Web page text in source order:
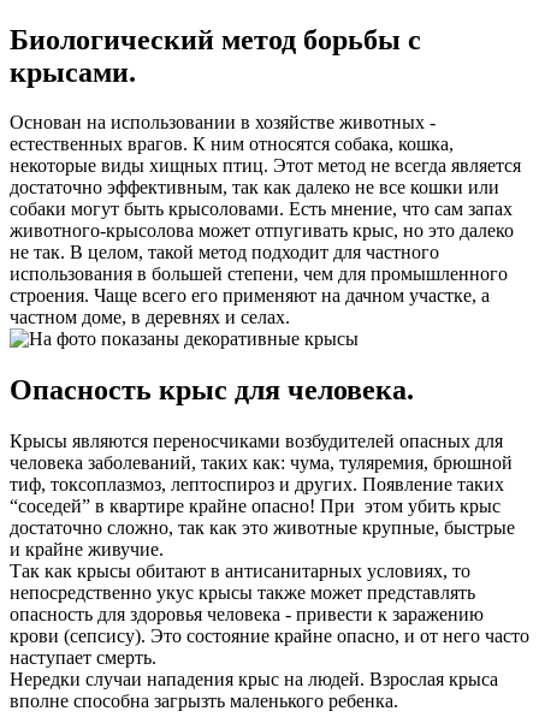
Биологический метод борьбы с
крысами.
Основан на использовании в хозяйстве животных -
естественных врагов. К ним относятся собака, кошка,
некоторые виды хищных птиц. Этот метод не всегда является
достаточно эффективным, так как далеко не все кошки или
собаки могут быть крысоловами. Есть мнение, что сам запах
животного-крысолова может отпугивать крыс, но это далеко
не так. В целом, такой метод подходит для частного
использования в большей степени, чем для промышленного
строения. Чаще всего его применяют на дачном участке, а
частном доме, в деревнях и селах.
Опасность крыс для человека.
Крысы являются переносчиками возбудителей опасных для
человека заболеваний, таких как: чума, туляремия, брюшной
тиф, токсоплазмоз, лептоспироз и других. Появление таких
“соседей” в квартире крайне опасно! При этом убить крыс
достаточно сложно, так как это животные крупные, быстрые
и крайне живучие.
Так как крысы обитают в антисанитарных условиях, то
непосредственно укус крысы также может представлять
опасность для здоровья человека - привести к заражению
крови (сепсису). Это состояние крайне опасно, и от него часто
наступает смерть.
Нередки случаи нападения крыс на людей. Взрослая крыса
вполне способна загрызть маленького ребенка.